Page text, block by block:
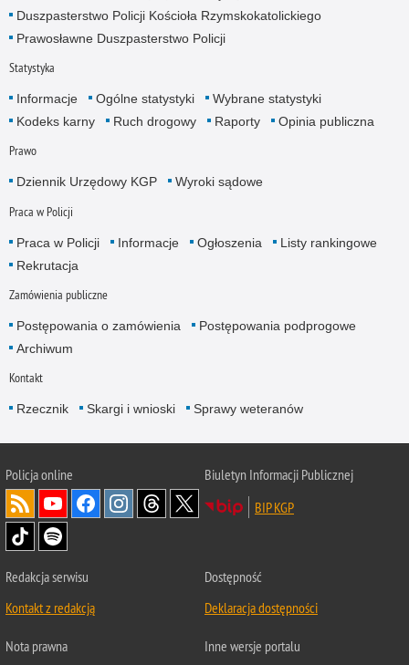
Duszpasterstwo Policji Kościoła Rzymskokatolickiego
Prawosławne Duszpasterstwo Policji
Statystyka
Informacje Ogólne statystyki
Wybrane statystyki
Kodeks karny
Ruch drogowy Raporty Opinia publiczna
Prawo
Dziennik Urzędowy KGP Wyroki sądowe
Praca w Policji
Praca w Policji Informacje Ogłoszenia
Listy rankingowe
Rekrutacja
Zamówienia publiczne
Postępowania o zamówienia
Postępowania podprogowe
Archiwum
Kontakt
Rzecznik Skargi i wnioski Sprawy weteranów
Policjaonline
Biuletyn Informacji Publicznej
BIP KGP
Redakcja serwisu
Kontakt z redakcją
Dostępność
Deklaracja dostępności
Nota prawna
Inne wersje portalu